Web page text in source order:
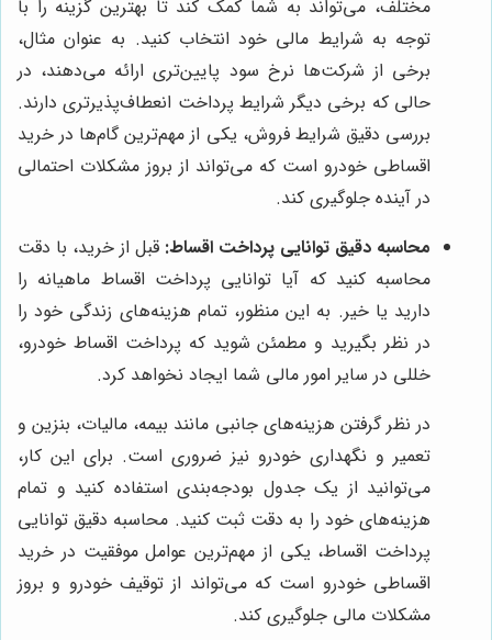
مختلف، می‌تواند به شما کمک کند تا بهترین گزینه را با
توجه به شرایط مالی خود انتخاب کنید. به عنوان مثال،
برخی از شرکت‌ها نرخ سود پایین‌تری ارائه می‌دهند، در
حالی که برخی دیگر شرایط پرداخت انعطاف‌پذیرتری دارند.
بررسی دقیق شرایط فروش، یکی از مهم‌ترین گام‌ها در خرید
اقساطی خودرو است که می‌تواند از بروز مشکلات احتمالی
در آینده جلوگیری کند.
محاسبه دقیق توانایی پرداخت اقساط: قبل از خرید، با دقت
محاسبه کنید که آیا توانایی پرداخت اقساط ماهیانه را
دارید یا خیر. به این منظور، تمام هزینه‌های زندگی خود را
در نظر بگیرید و مطمئن شوید که پرداخت اقساط خودرو،
خللی در سایر امور مالی شما ایجاد نخواهد کرد.
در نظر گرفتن هزینه‌های جانبی مانند بیمه، مالیات، بنزین و
تعمیر و نگهداری خودرو نیز ضروری است. برای این کار،
می‌توانید از یک جدول بودجه‌بندی استفاده کنید و تمام
هزینه‌های خود را به دقت ثبت کنید. محاسبه دقیق توانایی
پرداخت اقساط، یکی از مهم‌ترین عوامل موفقیت در خرید
اقساطی خودرو است که می‌تواند از توقیف خودرو و بروز
مشکلات مالی جلوگیری کند.